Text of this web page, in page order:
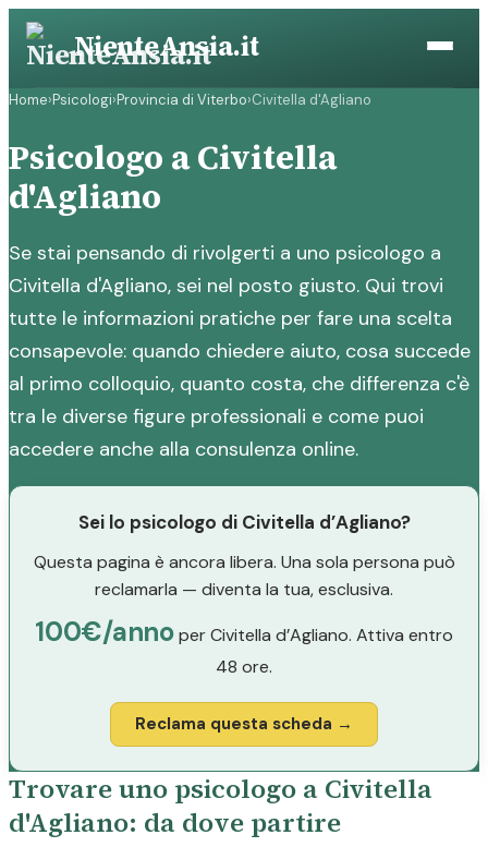
Vai
contenuto
NienteAnsia.it
Home›Psicologi›Provincia di Viterbo›Civitella d'Agliano
Psicologo a Civitella
d'Agliano
Se stai pensando di rivolgerti a uno psicologo a
Civitella d'Agliano, sei nel posto giusto. Qui trovi
tutte le informazioni pratiche per fare una scelta
consapevole: quando chiedere aiuto, cosa succede
al primo colloquio, quanto costa, che differenza c'è
tra le diverse figure professionali e come puoi
accedere anche alla consulenza online.
Sei lo psicologo di Civitella d’Agliano?
Questa pagina è ancora libera. Una sola persona può
reclamarla — diventa la tua, esclusiva.
100€/annoper Civitella d’Agliano. Attiva entro
48 ore.
Reclama questa scheda →
Trovare uno psicologo a Civitella
d'Agliano: da dove partire